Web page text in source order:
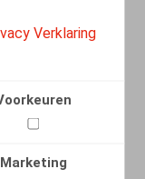
Verklaring
Marketing